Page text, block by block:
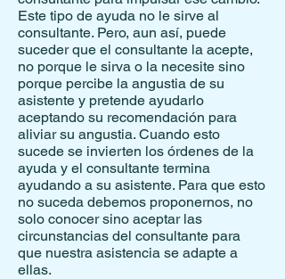
Este tipo de ayuda no le sirve al
consultante. Pero, aun así, puede
suceder que el consultante la acepte,
no porque le sirva o la necesite sino
porque percibe la angustia de su
asistente y pretende ayudarlo
aceptando su recomendación para
aliviar su angustia. Cuando esto
sucede se invierten los órdenes de la
ayuda y el consultante termina
ayudando a su asistente. Para que esto
no suceda debemos proponernos, no
solo conocer sino aceptar las
circunstancias del consultante para
que nuestra asistencia se adapte a
ellas.